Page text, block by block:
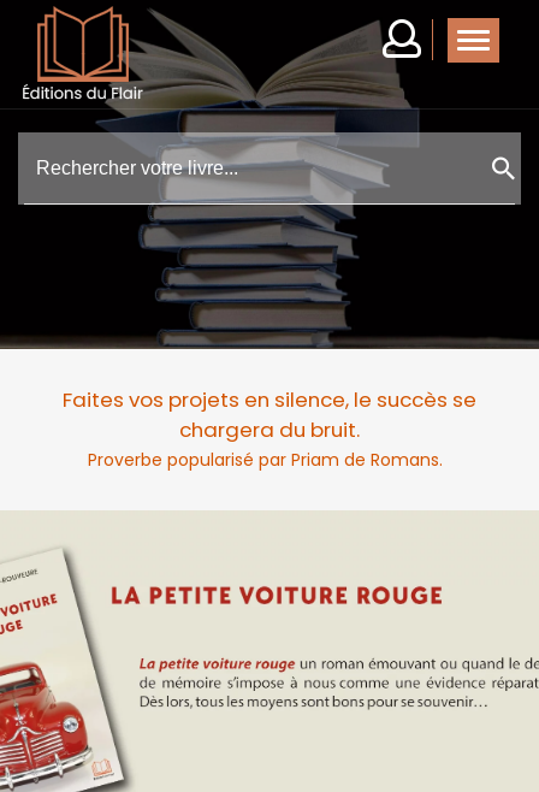
Faites vos projets en silence, le succès se
chargera du bruit.
Proverbe popularisé par Priam de Romans.